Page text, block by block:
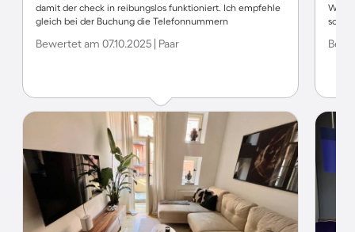
damit der check in reibungslos funktioniert. Ich empfehle
gleich bei der Buchung die Telefonnummern
Bewertet am 07.10.2025 | Paar